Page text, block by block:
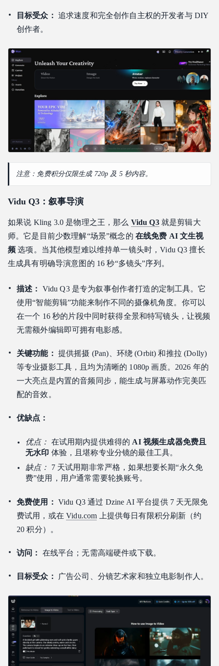
目标受众： 追求速度和完全创作自主权的开发者与 DIY
创作者。
注意：免费积分仅限生成 720p 及 5 秒内容。
Vidu Q3：叙事导演
如果说 Kling 3.0 是物理之王，那么 Vidu Q3就是剪辑大
师。它是目前少数理解“场景”概念的 在线免费 AI 文生视
频 选项。当其他模型难以维持单一镜头时，Vidu Q3 擅长
生成具有明确导演意图的 16 秒“多镜头”序列。
描述：
Vidu Q3 是专为叙事创作者打造的定制工具。它
使用“智能剪辑”功能来制作不同的摄像机角度。你可以
在一个 16 秒的片段中同时获得全景和特写镜头，让视频
无需额外编辑即可拥有电影感。
关键功能： 提供摇摄 (Pan)、环绕 (Orbit) 和推拉 (Dolly)
等专业摄影工具，且均为清晰的 1080p 画质。2026 年的
一大亮点是内置的音频同步，能生成与屏幕动作完美匹
配的音效。
优缺点：
优点： 在试用期内提供难得的AI 视频生成器免费且
无水印 体验，且堪称专业分镜的最佳工具。
缺点：
7 天试用期非常严格，如果想要长期“永久免
费”使用，用户通常需要轮换账号。
免费使用： Vidu Q3 通过 Dzine AI 平台提供 7 天无限免
费试用，或在Vidu.com 上提供每日有限积分刷新（约
20 积分）。
访问： 在线平台；无需高端硬件或下载。
目标受众： 广告公司、分镜艺术家和独立电影制作人。